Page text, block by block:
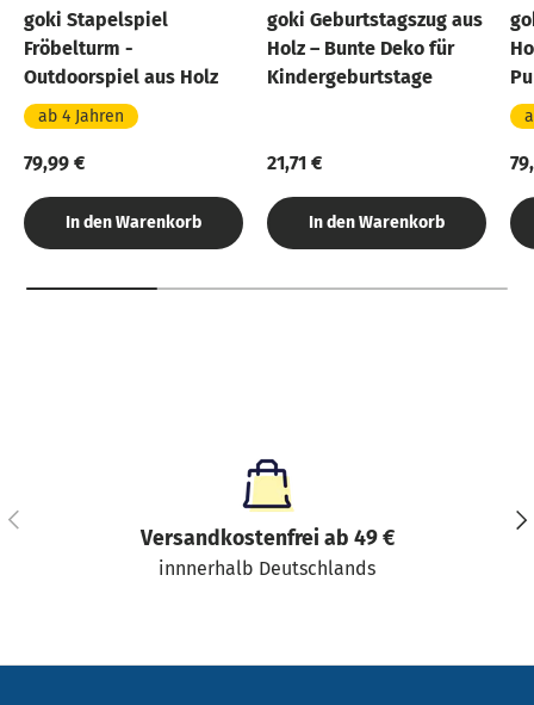
goki Stapelspiel
Fröbelturm -
Outdoorspiel aus Holz
ab 4 Jahren
79,99 €
In den Warenkorb
goki Geburtstagszug aus
Holz – Bunte Deko für
Kindergeburtstage
21,71 €
In den Warenkorb
Vorherige
Versandkostenfrei ab 49 €
innnerhalb Deutschlands